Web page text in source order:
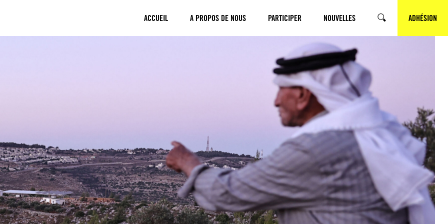
ACCUEIL A PROPOS DE NOUS PARTICIPER NOUVELLES SEARCH ADHÉSION